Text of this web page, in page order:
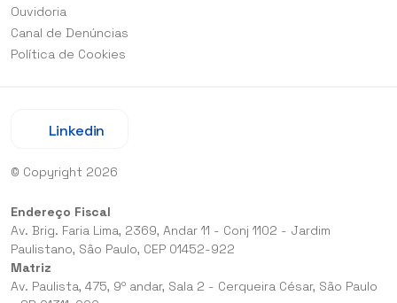
Ouvidoria
Canal de Denúncias
Política de Cookies
Linkedin
© Copyright 2026
Endereço Fiscal
Av. Brig. Faria Lima, 2369, Andar 11 - Conj 1102 - Jardim
Paulistano, São Paulo, CEP 01452-922
Matriz
Av. Paulista, 475, 9º andar, Sala 2 - Cerqueira César, São Paulo